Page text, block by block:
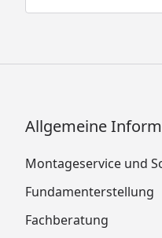
Allgemeine
Montageservice und
Fundamenterstellung
Fachberatung